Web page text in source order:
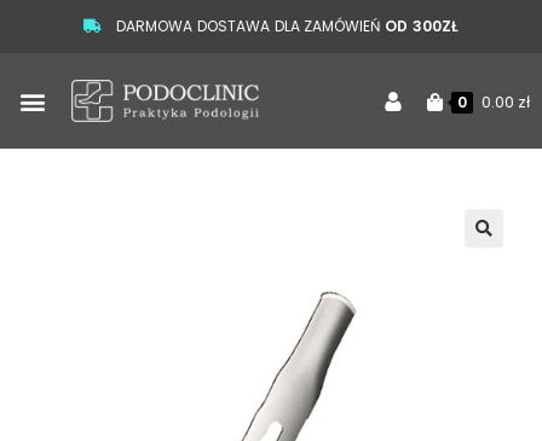
DARMOWA DOSTAWA DLA ZAMÓWIEŃ OD 300ZŁ
0 0.00 zł